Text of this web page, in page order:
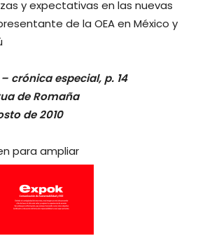
y expectativas en las nuevas
de la OEA en México y
crónica especial, p. 14
de Romaña
de 2010
para ampliar